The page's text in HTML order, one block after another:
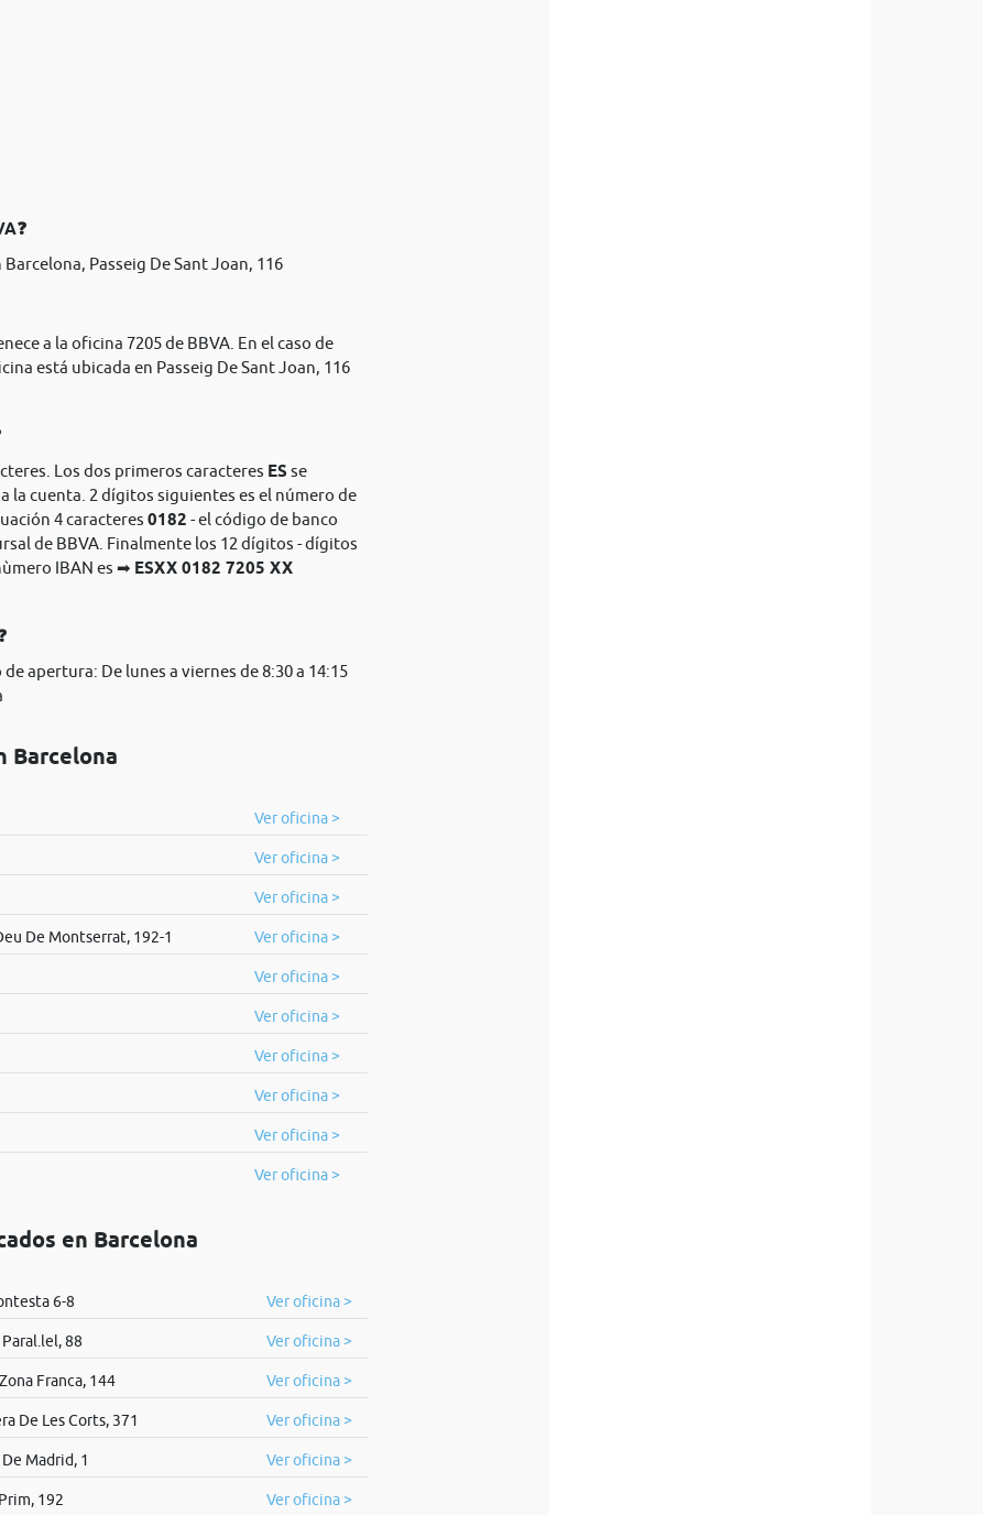
Passeig De Sant Joan, 116
a la oficina 7205 de BBVA. En el caso de
está ubicada en Passeig De Sant Joan, 116
Los dos primeros caracteres ES se
la cuenta. 2 dígitos siguientes es el número de
4 caracteres 0182 - el código de banco
de BBVA. Finalmente los 12 dígitos - dígitos
IBAN es ➡ ESXX 0182 7205 XX
apertura: De lunes a viernes de 8:30 a 14:15
Barcelona
Ver oficina >
Ver oficina >
Ver oficina >
De Montserrat, 192-1 Ver oficina >
Ver oficina >
Ver oficina >
Ver oficina >
Ver oficina >
Ver oficina >
Ver oficina >
en Barcelona
6-8 Ver oficina >
88 Ver oficina >
Franca, 144 Ver oficina >
De Les Corts, 371 Ver oficina >
Madrid, 1 Ver oficina >
192 Ver oficina >